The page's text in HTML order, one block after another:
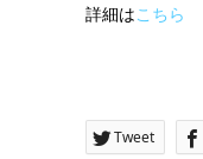
詳細はこちら
Tweet